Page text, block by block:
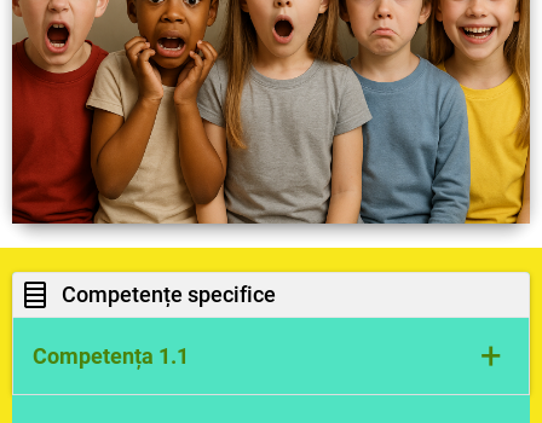
Competențe specifice
Competența 1.1 +